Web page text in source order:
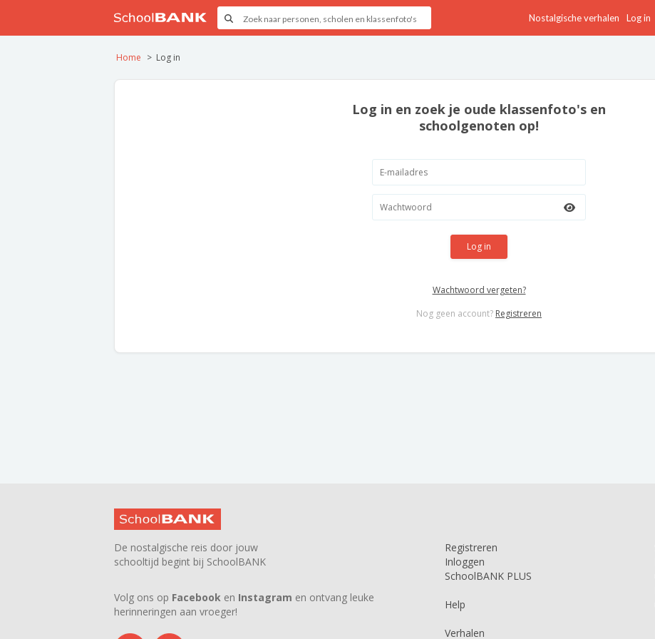
Nostalgische verhalen Log in
Home Log in
Log in en zoek je oude klassenfoto's en
schoolgenoten op!
Log in
Wachtwoord vergeten?
Nog geen account? Registreren
De nostalgische reis door jouw
schooltijd begint bij SchoolBANK
Volg ons op Facebook en Instagram en ontvang leuke
herinneringen aan vroeger!
Registreren
Inloggen
SchoolBANK PLUS
Help
Verhalen